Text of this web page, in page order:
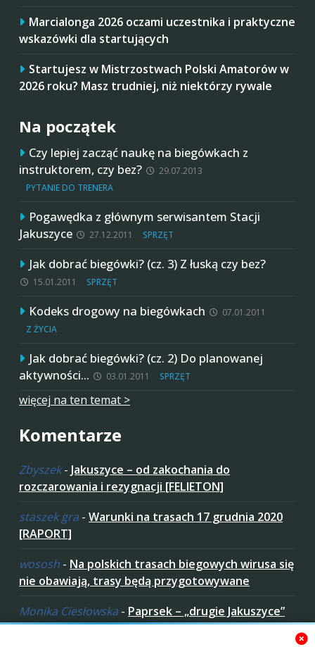
Marcialonga 2026 oczami uczestnika i praktyczne
wskazówki dla startujących
Startujesz w Mistrzostwach Polski Amatorów w
2026 roku? Masz trudniej, niż niektórzy rywale
Na początek
Czy lepiej zacząć naukę na biegówkach z
instruktorem, czy bez?
29.07.2013
PYTANIE DO TRENERA
Pogawędka z głównym serwisantem Stacji
Jakuszyce
27.12.2011 SPRZĘT
Jak dobrać biegówki? (cz. 3) Z łuską czy bez?
15.01.2011 SPRZĘT
Kodeks drogowy na biegówkach
07.01.2011
Z ŻYCIA
Jak dobrać biegówki? (cz. 2) Do planowanej
aktywności…
03.01.2011 SPRZĘT
więcej na ten temat >
Komentarze
Zbyszek- Jakuszyce – od zakochania do
rozczarowania i rezygnacji [FELIETON]
staszek gra - Warunki na trasach 17 grudnia 2020
[RAPORT]
wososh - Na polskich trasach biegowych wirusa się
nie obawiają, trasy będą przygotowywane
Monika Ciesłowska - Paprsek – „drugie Jakuszyce”
w „czeskich Bieszczadach”